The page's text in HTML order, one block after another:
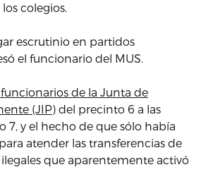
colegios.
escrutinio en partidos
el funcionario del MUS.
de la Junta de
(JIP) del precinto 6 a las
7, y el hecho de que sólo había
atender las transferencias de
que aparentemente activó